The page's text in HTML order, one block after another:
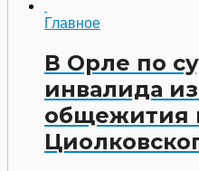
Главное
В Орле по
инвалида
общежития